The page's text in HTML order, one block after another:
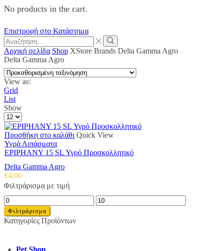
No products in the cart.
Επιστροφή στο Κατάστημα
Search
input
Search
Αρχική σελίδα Shop XStore Brands Delta Gamma Agro
Delta Gamma Agro
View as:
Grid
List
Show
Products
per
page
Προσθήκη στο καλάθι Quick View
Υγρά Λιπάσματα
EPIPHANY 15 SL Υγρό Προσκολλητικό
Delta Gamma Agro
€4.00
Φιλτράρισμα με τιμή
Ελάχιστη
τιμή
Μέγιστη
τιμή
Φιλτράρισμα
Κατηγορίες Προϊόντων